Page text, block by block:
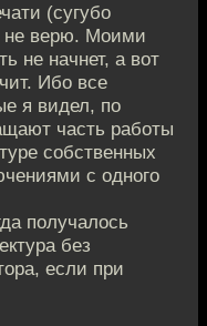
(сугубо
не верю. Моими
не начнет, а вот
Ибо все
я видел, по
часть работы
собственных
с одного
получалось
без
если при